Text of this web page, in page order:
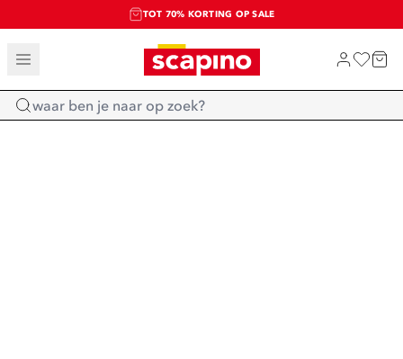
TOT 70% KORTING OP SALE
SALE: LAATSTE KANS!
SHOP NIEUW
Home